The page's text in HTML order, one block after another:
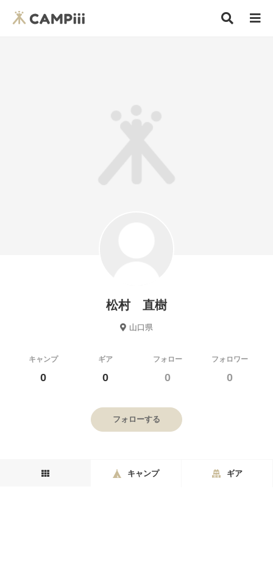
松村 直樹
山口県
キャンプ
0
ギア
0
フォロー
0
フォロワー
0
フォローする
キャンプ ギア